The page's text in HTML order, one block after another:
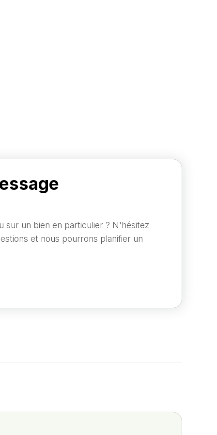
sur un bien en particulier ? N'hésitez
et nous pourrons planifier un